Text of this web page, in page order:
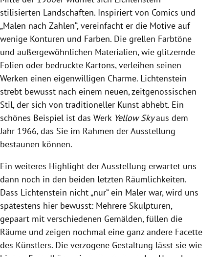
stilisierten Landschaften. Inspiriert von Comics und
„Malen nach Zahlen“, vereinfacht er die Motive auf
wenige Konturen und Farben. Die grellen Farbtöne
und außergewöhnlichen Materialien, wie glitzernde
Folien oder bedruckte Kartons, verleihen seinen
Werken einen eigenwilligen Charme. Lichtenstein
strebt bewusst nach einem neuen, zeitgenössischen
Stil, der sich von traditioneller Kunst abhebt. Ein
schönes Beispiel ist das Werk Yellow Skyaus dem
Jahr 1966, das Sie im Rahmen der Ausstellung
bestaunen können.
Ein weiteres Highlight der Ausstellung erwartet uns
dann noch in den beiden letzten Räumlichkeiten.
Dass Lichtenstein nicht „nur“ ein Maler war, wird uns
spätestens hier bewusst: Mehrere Skulpturen,
gepaart mit verschiedenen Gemälden, füllen die
Räume und zeigen nochmal eine ganz andere Facette
des Künstlers. Die verzogene Gestaltung lässt sie wie